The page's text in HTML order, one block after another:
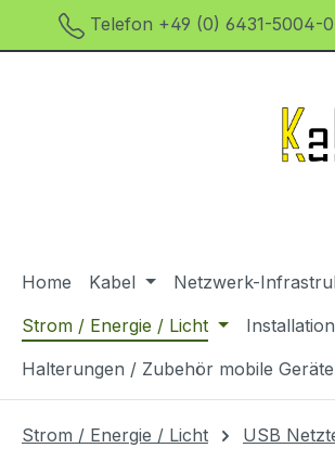
Hauptinhalt springen
Zur Suche springen
Zur Hauptnavigation springen
Telefon +49 (0) 6431-5004-0
Home Kabel Netzwerk-
Strom / Energie / Licht
Halterungen / Zubehör mobile Geräte
Strom / Energie / Licht USB